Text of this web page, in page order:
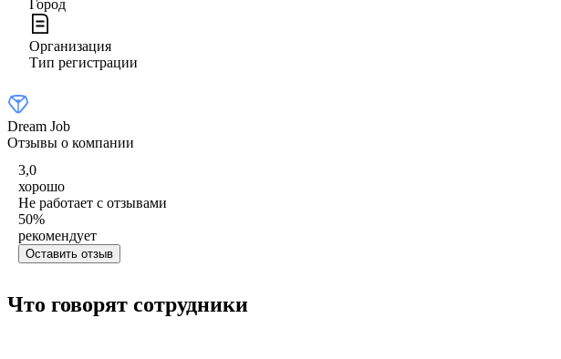
Город
Организация
Тип регистрации
Dream Job
Отзывы о компании
3,0
хорошо
Не работает с отзывами
50%
рекомендует
Оставить отзыв
Что говорят сотрудники